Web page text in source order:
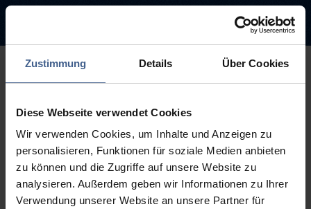
Zustimmung Details Über Cookies
Diese Webseite verwendet Cookies
Wir verwenden Cookies, um Inhalte und Anzeigen zu
personalisieren, Funktionen für soziale Medien anbieten
zu können und die Zugriffe auf unsere Website zu
analysieren. Außerdem geben wir Informationen zu Ihrer
Verwendung unserer Website an unsere Partner für
Entschuldigung diese Seite ist
leider nicht verfügbar
Der Link, dem Sie gefolgt sind, ist möglicherweise defekt oder die
Seite wurde entfernt.